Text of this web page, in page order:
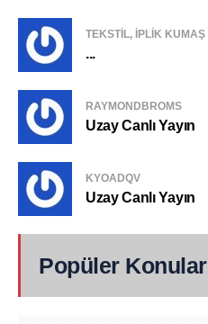
TEKSTIL, IPLIK KUMAŞ
...
RAYMONDBROMS
Uzay Canlı Yayın
KYOADQV
Uzay Canlı Yayın
Popüler Konular